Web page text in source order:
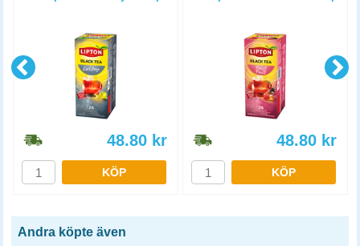
48.80 kr
KÖP
48.80 kr
KÖP
Andra köpte även